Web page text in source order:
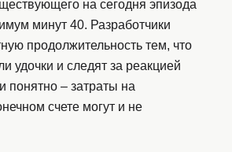
на сегодня эпизода
минут 40. Разработчики
продолжительность тем, что
удочки и следят за реакцией
понятно – затраты на
счете могут и не